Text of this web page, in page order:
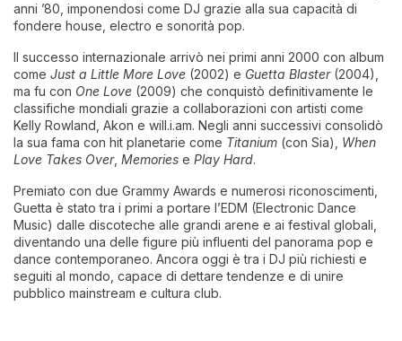
anni ’80, imponendosi come DJ grazie alla sua capacità di
fondere house, electro e sonorità pop.
Il successo internazionale arrivò nei primi anni 2000 con album
come Just a Little More Love (2002) e Guetta Blaster(2004),
ma fu con One Love (2009) che conquistò definitivamente le
classifiche mondiali grazie a collaborazioni con artisti come
Kelly Rowland, Akon e will.i.am. Negli anni successivi consolidò
la sua fama con hit planetarie come Titanium (con Sia), When
Love Takes Over, Memories e Play Hard.
Premiato con due Grammy Awards e numerosi riconoscimenti,
Guetta è stato tra i primi a portare l’EDM (Electronic Dance
Music) dalle discoteche alle grandi arene e ai festival globali,
diventando una delle figure più influenti del panorama pop e
dance contemporaneo. Ancora oggi è tra i DJ più richiesti e
seguiti al mondo, capace di dettare tendenze e di unire
pubblico mainstream e cultura club.